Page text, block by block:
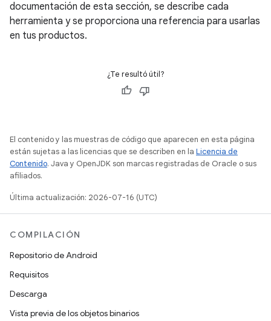
documentación de esta sección, se describe cada
herramienta y se proporciona una referencia para usarlas
en tus productos.
¿Te resultó útil?
El contenido y las muestras de código que aparecen en esta página
están sujetas a las licencias que se describen en la Licencia de
Contenido. Java y OpenJDK son marcas registradas de Oracle o sus
afiliados.
Última actualización: 2026-07-16 (UTC)
COMPILACIÓN
Repositorio de Android
Requisitos
Descarga
Vista previa de los objetos binarios